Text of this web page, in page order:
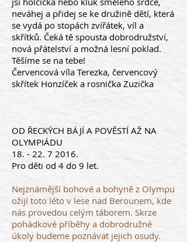
neváhej a přidej se ke družině dětí, která
se vydá po stopách zvířátek, víl a
skřítků. Čeká tě spousta dobrodružství,
nová přátelství a možná lesní poklad.
Těšíme se na tebe!
Červencová víla Terezka, červencový
skřítek Honzíček a rosnička Zuzička
OD ŘECKÝCH BÁJÍ A POVĚSTÍ AŽ NA
OLYMPIÁDU
18. - 22. 7 2016.
Pro děti od 4 do 9 let.
Nejznámější bohové a bohyně z Olympu
ožijí toto léto v lese nad Berounem, kde
nás provedou celým táborem. Skrze
pohádkové příběhy a dobrodružné
úkoly budeme poznávat jejich osudy.